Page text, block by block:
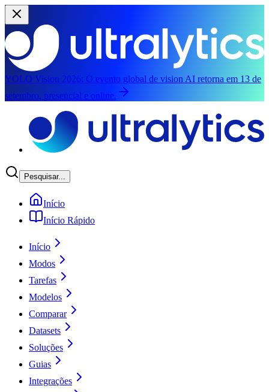
YOLO Vision 2026: O evento global de vision AI retorna em 13 de
setembro, presencial e online.
Pesquisar...
Início
Início Rápido
Início
Modos
Tarefas
Modelos
Comparar
Datasets
Soluções
Guias
Integrações